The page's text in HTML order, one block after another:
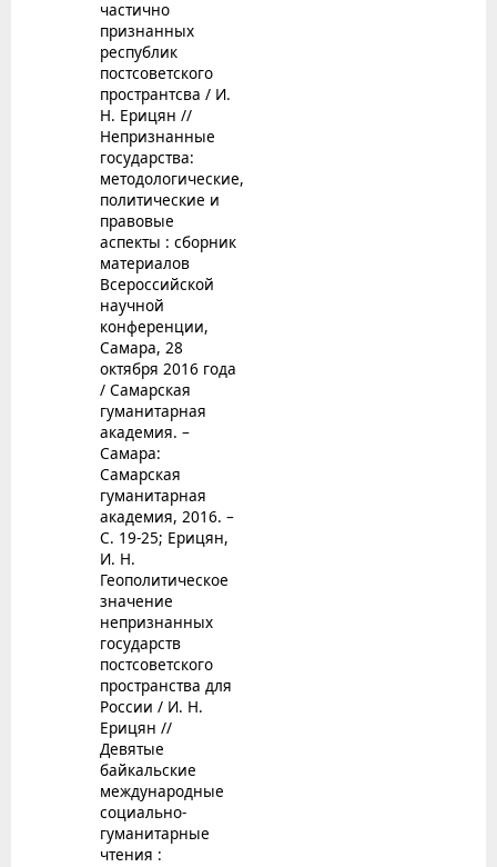
частично
признанных
республик
постсоветского
пространтсва / И.
Н. Ерицян //
Непризнанные
государства:
методологические,
политические и
правовые
аспекты : сборник
материалов
Всероссийской
научной
конференции,
Самара, 28
октября 2016 года
/ Самарская
гуманитарная
академия. –
Самара:
Самарская
гуманитарная
академия, 2016. –
С. 19-25; Ерицян,
И. Н.
Геополитическое
значение
непризнанных
государств
постсоветского
пространства для
России / И. Н.
Ерицян //
Девятые
байкальские
международные
социально-
гуманитарные
чтения :